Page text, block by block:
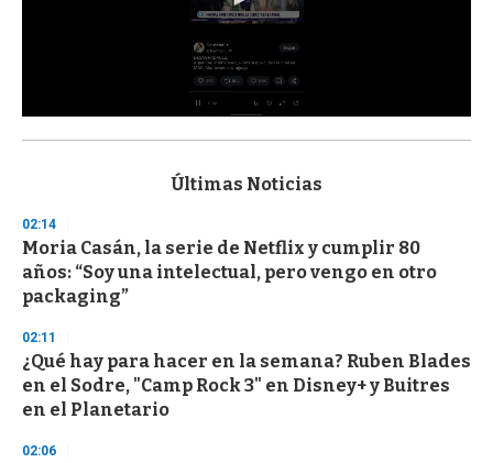
s
d
s
o
f
3
s
c
o
n
Últimas Noticias
02:14
Moria Casán, la serie de Netflix y cumplir 80
años: “Soy una intelectual, pero vengo en otro
packaging”
02:11
¿Qué hay para hacer en la semana? Ruben Blades
en el Sodre, "Camp Rock 3" en Disney+ y Buitres
en el Planetario
02:06